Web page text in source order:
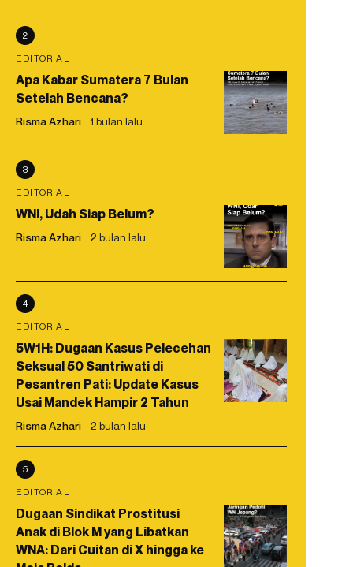
2
EDITORIAL
Apa Kabar Sumatera 7 Bulan
Setelah Bencana?
Risma Azhari 1 bulan lalu
3
EDITORIAL
WNI, Udah Siap Belum?
Risma Azhari 2 bulan lalu
4
EDITORIAL
5W1H: Dugaan Kasus Pelecehan
Seksual 50 Santriwati di
Pesantren Pati: Update Kasus
Usai Mandek Hampir 2 Tahun
Risma Azhari 2 bulan lalu
5
EDITORIAL
Dugaan Sindikat Prostitusi
Anak di Blok M yang Libatkan
WNA: Dari Cuitan di X hingga ke